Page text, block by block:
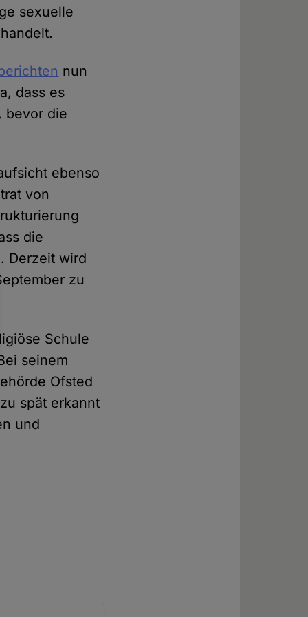
sexuelle
nun
dass es
bevor die
ebenso
von
die
Derzeit wird
zu
Schule
seinem
Ofsted
spät erkannt
und